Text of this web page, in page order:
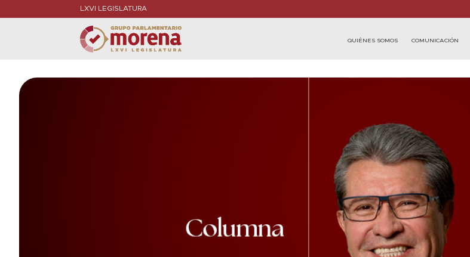
LXVI LEGISLATURA
QUIÉNES SOMOS COMUNICACIÓN